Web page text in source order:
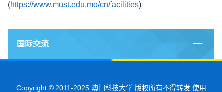
(https://www.must.edu.mo/cn/facilities)
国际交流
Copyright © 2011-2025 澳门科技大学 版权所有不得转发 使用